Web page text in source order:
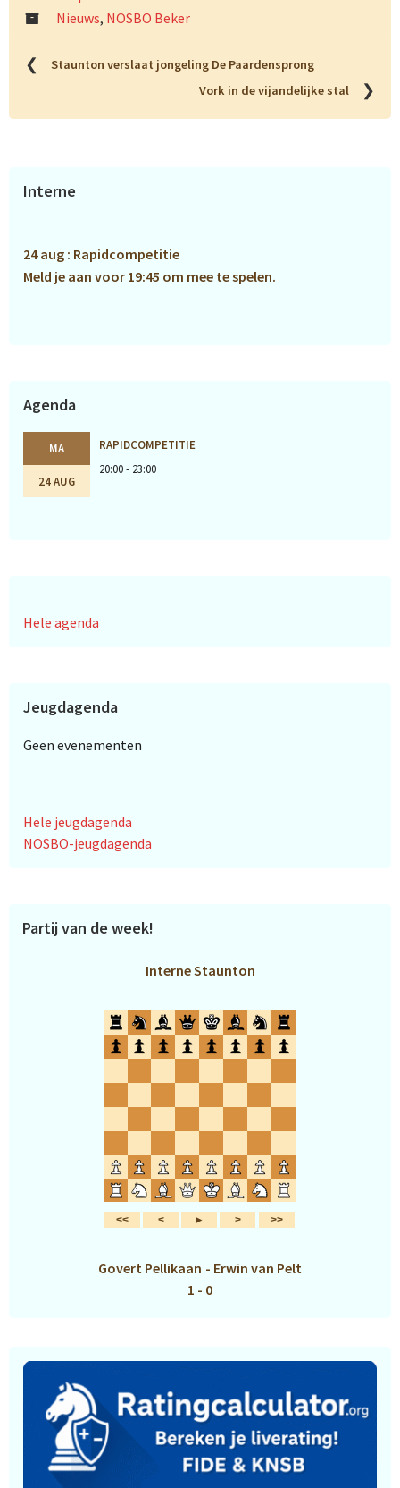
Nieuws, NOSBO Beker
❮
Staunton verslaat jongeling De Paardensprong
Vork in de vijandelijke stal
❯
Primaire
Interne
24 aug : Rapidcompetitie
Meld je aan voor 19:45 om mee te spelen.
Agenda
MA
24 AUG
RAPIDCOMPETITIE
20:00 - 23:00
Hele agenda
Jeugdagenda
Geen evenementen
Hele jeugdagenda
NOSBO-jeugdagenda
Partij van de week!
Interne Staunton
Govert Pellikaan - Erwin van Pelt
1 - 0